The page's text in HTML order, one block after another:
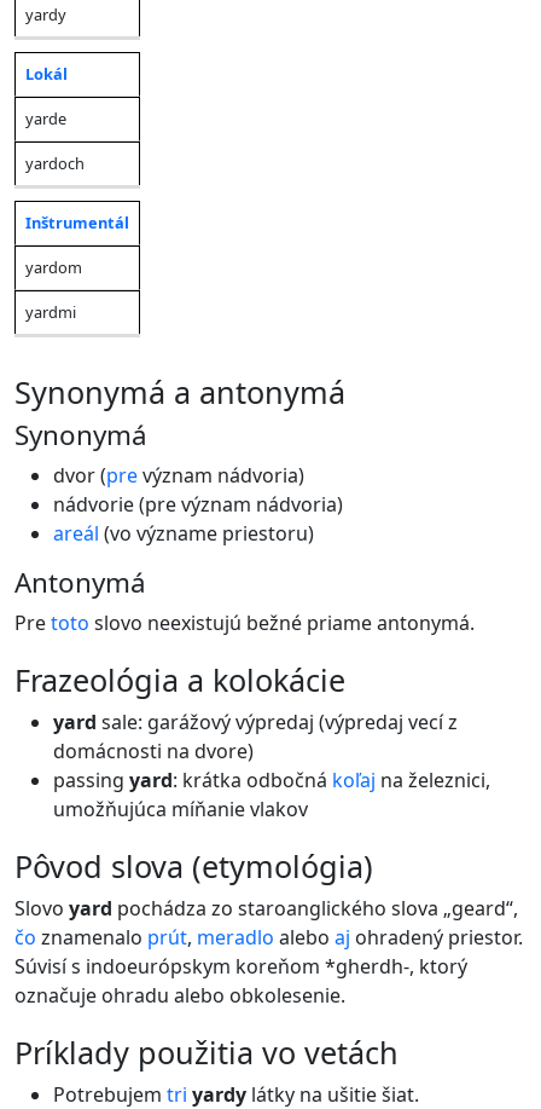
yardy
Lokál
yarde
yardoch
Inštrumentál
yardom
yardmi
synonymá a antonymá
Synonymá
dvor (prevýznam nádvoria)
nádvorie (pre význam nádvoria)
areál (vo význame priestoru)
Antonymá
Pretoto slovo neexistujú bežné priame antonymá.
frazeológia a kolokácie
yard sale: garážový výpredaj (výpredaj vecí z
domácnosti na dvore)
passing yard: krátka odbočná koľaj na železnici,
umožňujúca míňanie vlakov
pôvod slova (etymológia)
Slovo yard pochádza zo staroanglického slova „geard“,
čo znamenalo prút, meradlo alebo aj ohradený priestor.
Súvisí s indoeurópskym koreňom *gherdh-, ktorý
označuje ohradu alebo obkolesenie.
príklady použitia vo vetách
Potrebujem tri yardy látky na ušitie šiat.